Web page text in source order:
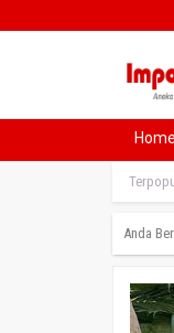
Home
Anda